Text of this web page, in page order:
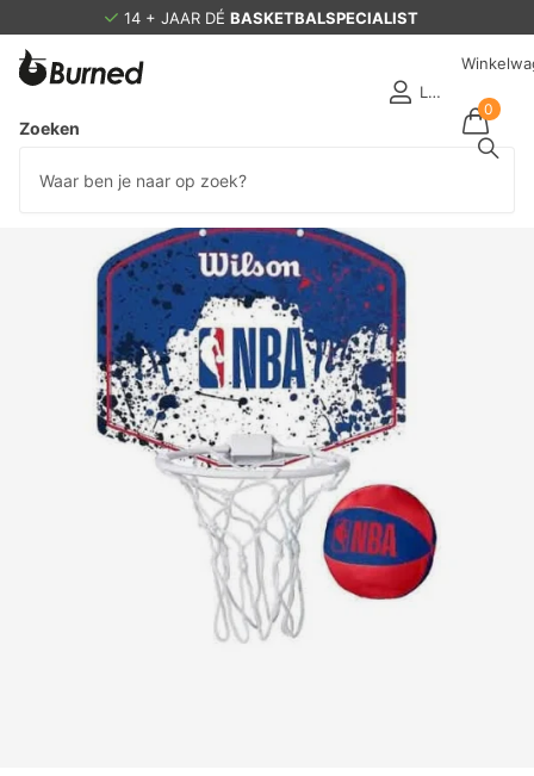
14 + JAAR DÉ BASKETBALSPECIALIST
Zoeken
Login
0